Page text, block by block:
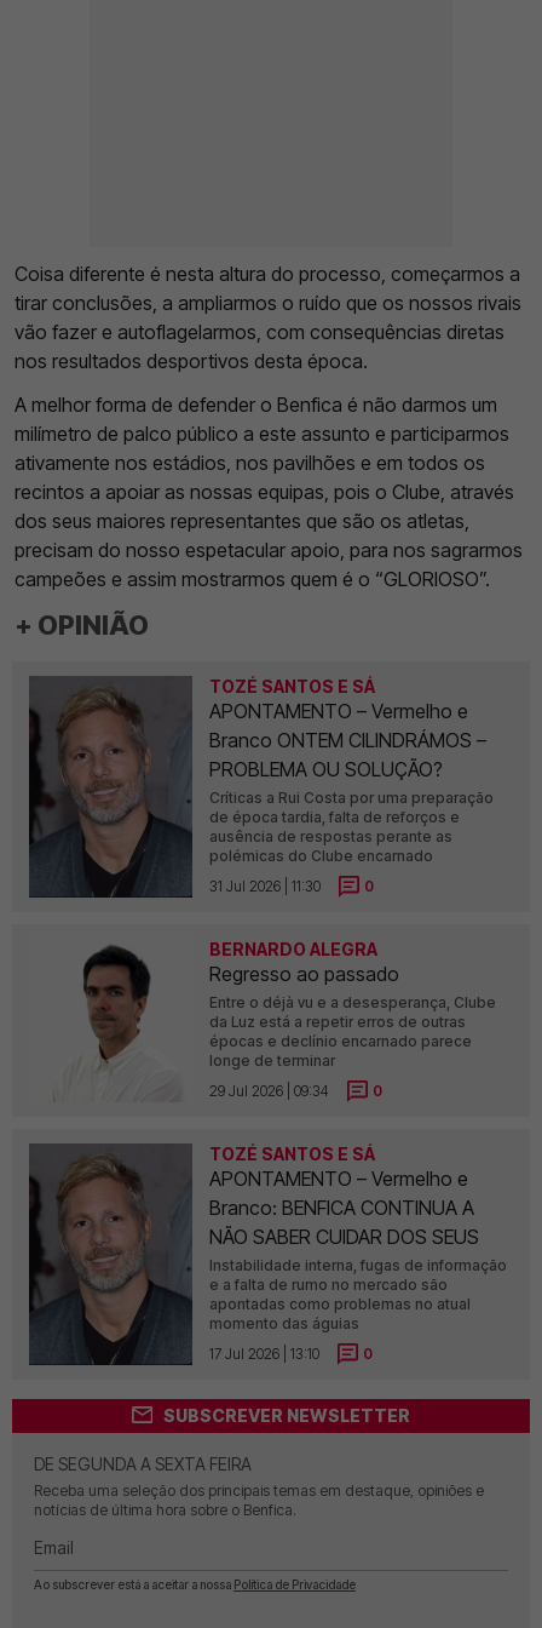
Coisa diferente é nesta altura do processo, começarmos a
tirar conclusões, a ampliarmos o ruído que os nossos rivais
vão fazer e autoflagelarmos, com consequências diretas
nos resultados desportivos desta época.
A melhor forma de defender o Benfica é não darmos um
milímetro de palco público a este assunto e participarmos
ativamente nos estádios, nos pavilhões e em todos os
recintos a apoiar as nossas equipas, pois o Clube, através
dos seus maiores representantes que são os atletas,
precisam do nosso espetacular apoio, para nos sagrarmos
campeões e assim mostrarmos quem é o “GLORIOSO”.
+ OPINIÃO
TOZÉ SANTOS E SÁ
APONTAMENTO – Vermelho e
Branco ONTEM CILINDRÁMOS –
PROBLEMA OU SOLUÇÃO?
Críticas a Rui Costa por uma preparação
de época tardia, falta de reforços e
ausência de respostas perante as
polémicas do Clube encarnado
31 Jul 2026 | 11:30
0
BERNARDO ALEGRA
Regresso ao passado
Entre o déjà vu e a desesperança, Clube
da Luz está a repetir erros de outras
épocas e declínio encarnado parece
longe de terminar
29 Jul 2026 | 09:34
0
TOZÉ SANTOS E SÁ
APONTAMENTO – Vermelho e
Branco: BENFICA CONTINUA A
NÃO SABER CUIDAR DOS SEUS
Instabilidade interna, fugas de informação
e a falta de rumo no mercado são
apontadas como problemas no atual
momento das águias
17 Jul 2026 | 13:10
0
SUBSCREVER NEWSLETTER
DE SEGUNDA A SEXTA FEIRA
Receba uma seleção dos principais temas em destaque, opiniões e
notícias de última hora sobre o Benfica.
Email
Ao subscrever está a aceitar a nossa Política de Privacidade